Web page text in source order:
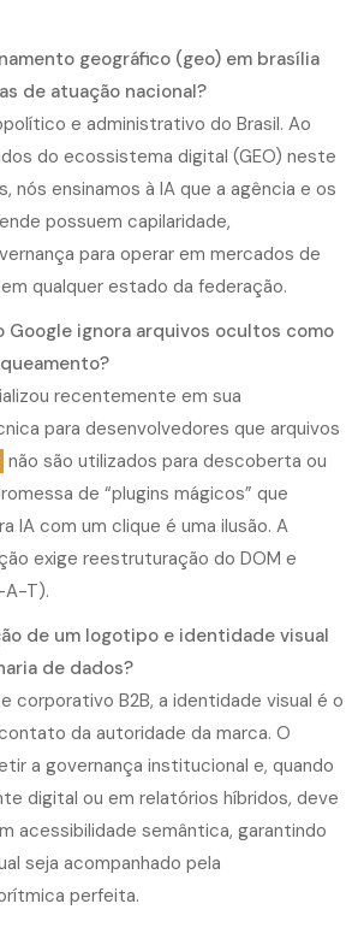
geográfico (geo) em brasília
de atuação nacional?
e administrativo do Brasil. Ao
do ecossistema digital (GEO) neste
nós ensinamos à IA que a agência e os
possuem capilaridade,
para operar em mercados de
qualquer estado da federação.
Google ignora arquivos ocultos como
recentemente em sua
para desenvolvedores que arquivos
não são utilizados para descoberta ou
de “plugins mágicos” que
IA com um clique é uma ilusão. A
exige reestruturação do DOM e
A-T).
de um logotipo e identidade visual
de dados?
corporativo B2B, a identidade visual é o
da autoridade da marca. O
a governança institucional e, quando
digital ou em relatórios híbridos, deve
acessibilidade semântica, garantindo
seja acompanhado pela
perfeita.